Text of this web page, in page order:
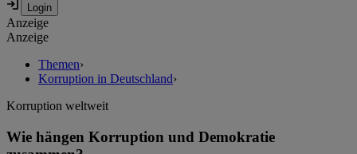
Anzeige
Anzeige
Themen›
Korruption in Deutschland›
Korruption weltweit
Wie hängen Korruption und Demokratie